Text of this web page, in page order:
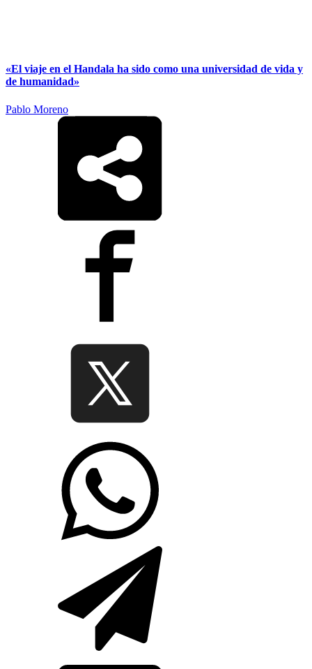
«El viaje en el Handala ha sido como una universidad de vida y
de humanidad»
Pablo Moreno